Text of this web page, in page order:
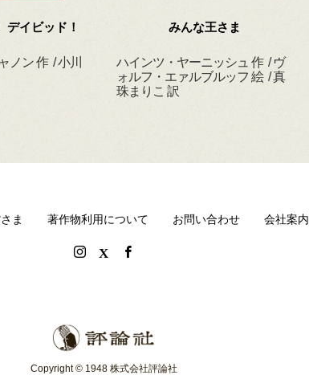
デイビッド！
ノン 作 / 小川
みんな王さま
ハインツ・ヤーニッシュ 作 / ヴ
ォルフ・エァルブルッフ 絵 / 真
珠まりこ 訳
ま 著作物利用について お問い合わせ 会社案内
Copyright © 1948 株式会社評論社